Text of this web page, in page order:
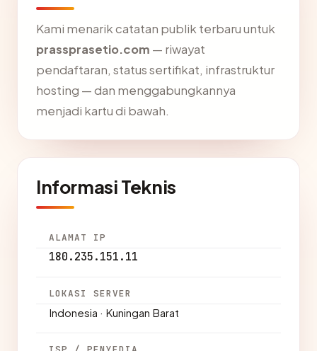
Kami menarik catatan publik terbaru untuk
prassprasetio.com — riwayat
pendaftaran, status sertifikat, infrastruktur
hosting — dan menggabungkannya
menjadi kartu di bawah.
Informasi Teknis
ALAMAT IP
180.235.151.11
LOKASI SERVER
Indonesia · Kuningan Barat